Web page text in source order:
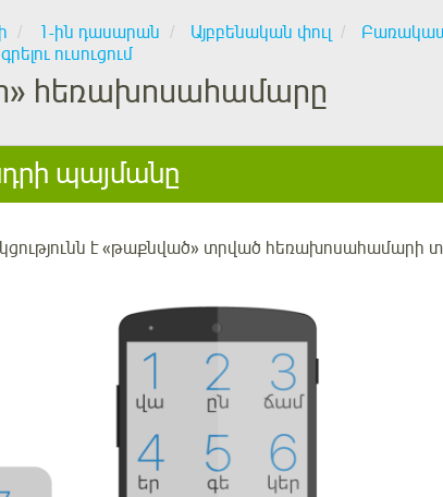
1-ին դասարան Այբբենական փուլ
ուսուցում
հեռախոսահամարը
պայմանը
է «թաքնված» տրված հեռախոսահամարի